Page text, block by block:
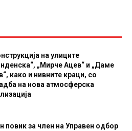
на улиците
„Мирче Ацев“ и „Даме
како и нивните краци, со
на нова атмосферска
повик за член на Управен одбор